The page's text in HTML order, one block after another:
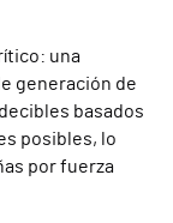
una
generación de
basados
posibles, lo
por fuerza